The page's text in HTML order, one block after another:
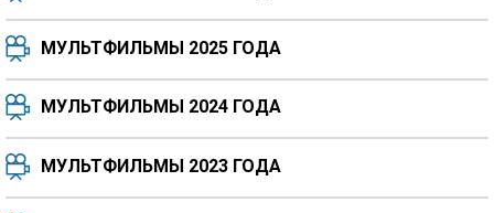
7.5 8.3
8.3 8.2
МУЛЬТФИЛЬМЫ 2025 ГОДА
МУЛЬТФИЛЬМЫ 2024 ГОДА
МУЛЬТФИЛЬМЫ 2023 ГОДА